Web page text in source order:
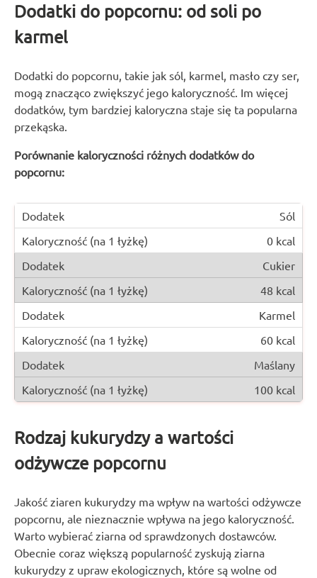
Dodatki do popcornu: od soli po
karmel
Dodatki do popcornu, takie jak sól, karmel, masło czy ser,
mogą znacząco zwiększyć jego kaloryczność. Im więcej
dodatków, tym bardziej kaloryczna staje się ta popularna
przekąska.
Porównanie kaloryczności różnych dodatków do
popcornu:
Sól
0 kcal
Cukier
48 kcal
Karmel
60 kcal
Maślany
100 kcal
Rodzaj kukurydzy a wartości
odżywcze popcornu
Jakość ziaren kukurydzy ma wpływ na wartości odżywcze
popcornu, ale nieznacznie wpływa na jego kaloryczność.
Warto wybierać ziarna od sprawdzonych dostawców.
Obecnie coraz większą popularność zyskują ziarna
kukurydzy z upraw ekologicznych, które są wolne od